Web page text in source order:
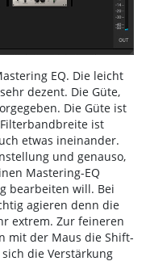
EQ. Die leicht
dezent. Die Güte,
Die Güte ist
ist
etwas ineinander.
und genauso,
Mastering-EQ
bearbeiten will. Bei
agieren denn die
extrem. Zur feineren
mit der Maus die Shift-
die Verstärkung